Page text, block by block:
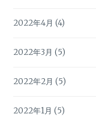
2022年4月 (4)
2022年3月 (5)
2022年2月 (5)
2022年1月 (5)